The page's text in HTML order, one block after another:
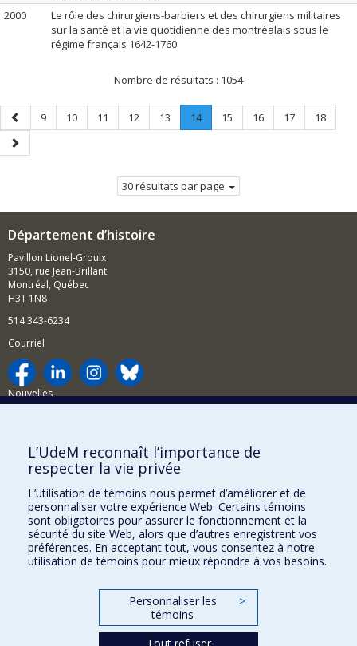
2000
Le rôle des chirurgiens-barbiers et des chirurgiens militaires
sur la santé et la vie quotidienne des montréalais sous le
régime français 1642-1760
Nombre de résultats : 1054
Page
précédente
Page
9 Page
10 Page
11 Page
12 Page
13 Page
14.
Page
Page
15 Page
16 Page
17 Page
18
Page
suivante
30 résultats par page
Département d’histoire
Pavillon Lionel-Groulx
3150, rue Jean-Brillant
Montréal, Québec
H3T 1N8
514 343-6234
Courriel
Nouvelles
Comment soutenir le Département?
BESOIN D'AIDE?
Plan du site
Signaler une erreur
Accessibilité
FACULTÉ DES ARTS ET DES SCIENCES
Nos départements et écoles
L’UdeM reconnaît l’importance de
respecter la vie privée
L’utilisation de témoins nous permet d’améliorer et de
personnaliser votre expérience Web. Certains témoins
sont obligatoires pour assurer le fonctionnement et la
sécurité du site Web, alors que d’autres enregistrent vos
préférences. En acceptant tout, vous consentez à notre
utilisation de témoins pour mieux répondre à vos besoins.
Personnaliser les
témoins
>
Tout refuser